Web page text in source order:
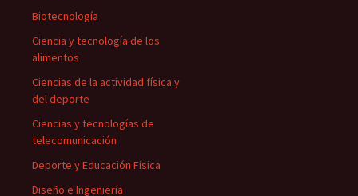
Biotecnología
Ciencia y tecnología de los
alimentos
Ciencias de la actividad física y
del deporte
Ciencias y tecnologías de
telecomunicación
Deporte y Educación Física
Diseño e Ingeniería